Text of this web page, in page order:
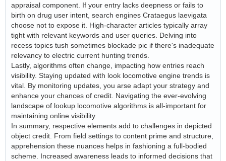
appraisal component. If your entry lacks deepness or fails to
birth on drug user intent, search engines Crataegus laevigata
choose not to expose it. High-character articles typically array
tight with relevant keywords and user queries. Delving into
recess topics tush sometimes blockade pic if there's inadequate
relevancy to electric current hunting trends.
Lastly, algorithms often change, impacting how entries reach
visibility. Staying updated with look locomotive engine trends is
vital. By monitoring updates, you arse adapt your strategy and
enhance your chances of credit. Navigating the ever-evolving
landscape of lookup locomotive algorithms is all-important for
maintaining online visibility.
In summary, respective elements add to challenges in depicted
object credit. From field settings to content prime and structure,
apprehension these nuances helps in fashioning a full-bodied
scheme. Increased awareness leads to informed decisions that